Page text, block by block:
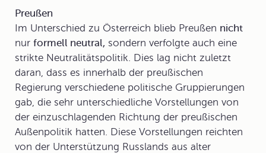
Preußen
Im Unterschied zu Österreich blieb Preußen nicht
nur formell neutral, sondern verfolgte auch eine
strikte Neutralitätspolitik. Dies lag nicht zuletzt
daran, dass es innerhalb der preußischen
Regierung verschiedene politische Gruppierungen
gab, die sehr unterschiedliche Vorstellungen von
der einzuschlagenden Richtung der preußischen
Außenpolitik hatten. Diese Vorstellungen reichten
von der Unterstützung Russlands aus alter